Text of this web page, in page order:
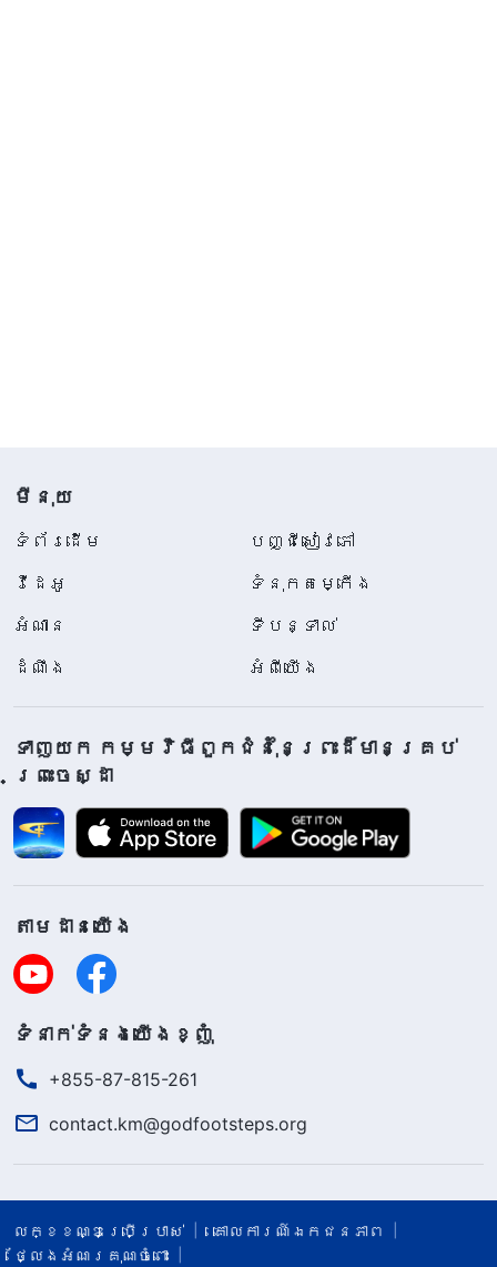
មីនុយ
ទំព័រ​ដើម
បញ្ជីសៀវភៅ
វីដេអូ
ទំនុកតម្កើង
អំណាន
ទីបន្ទាល់
ដំណឹង
អំពីយើង
ទាញយក កម្មវិធីពួកជំនុំនៃព្រះដ៏មានគ្រប់
ព្រះចេស្ដា
តាម​ដាន​យើង​
ទំនាក់​ទំនង​យើង​ខ្ញុំ
+855-87-815-261
contact.km@godfootsteps.org
លក្ខខណ្ឌ​ប្រើប្រាស់​
គោលការណ៍ឯកជនភាព
ថ្លែងអំណរគុណចំពោះ